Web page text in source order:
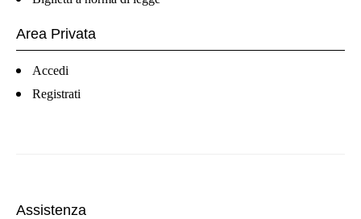
Area Privata
Accedi
Registrati
Assistenza